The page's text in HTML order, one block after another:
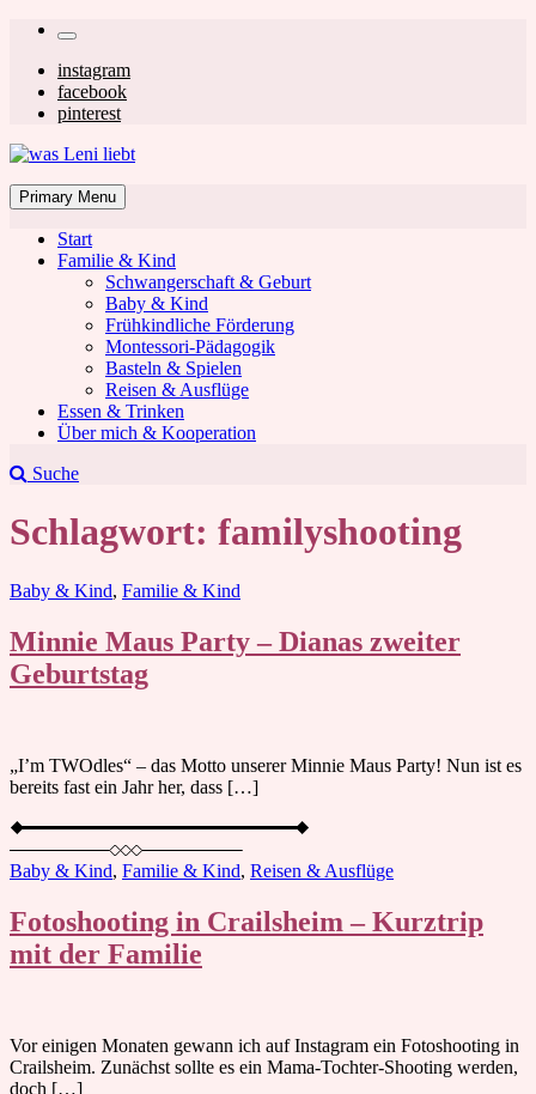
Skip
content
Secondary
left
navigation
Secondary
right
navigation
instagram
facebook
pinterest
was Leni liebt
Mom & Lifestyle Blog
Primary Menu
Start
Familie & Kind
Schwangerschaft & Geburt
Baby & Kind
Frühkindliche Förderung
Montessori-Pädagogik
Basteln & Spielen
Reisen & Ausflüge
Essen & Trinken
Über mich & Kooperation
Suche
Schlagwort: familyshooting
Blog
Baby & Kind, Familie & Kind
Minnie Maus Party – Dianas zweiter
Geburtstag
„I’m TWOdles“ – das Motto unserer Minnie Maus Party! Nun ist es
bereits fast ein Jahr her, dass […]
Baby & Kind, Familie & Kind, Reisen & Ausflüge
Fotoshooting in Crailsheim – Kurztrip
mit der Familie
Vor einigen Monaten gewann ich auf Instagram ein Fotoshooting in
Crailsheim. Zunächst sollte es ein Mama-Tochter-Shooting werden,
doch […]